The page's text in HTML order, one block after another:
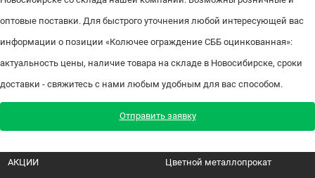
оптовые поставки. Для быстрого уточнения любой интересующей вас
информации о позиции «Колючее ограждение СББ оцинкованная»:
актуальность цены, наличие товара на складе в Новосибирске, сроки
доставки - свяжитесь с нами любым удобным для вас способом.
Отправить заявку
АКЦИИ Цветной металлопрокат